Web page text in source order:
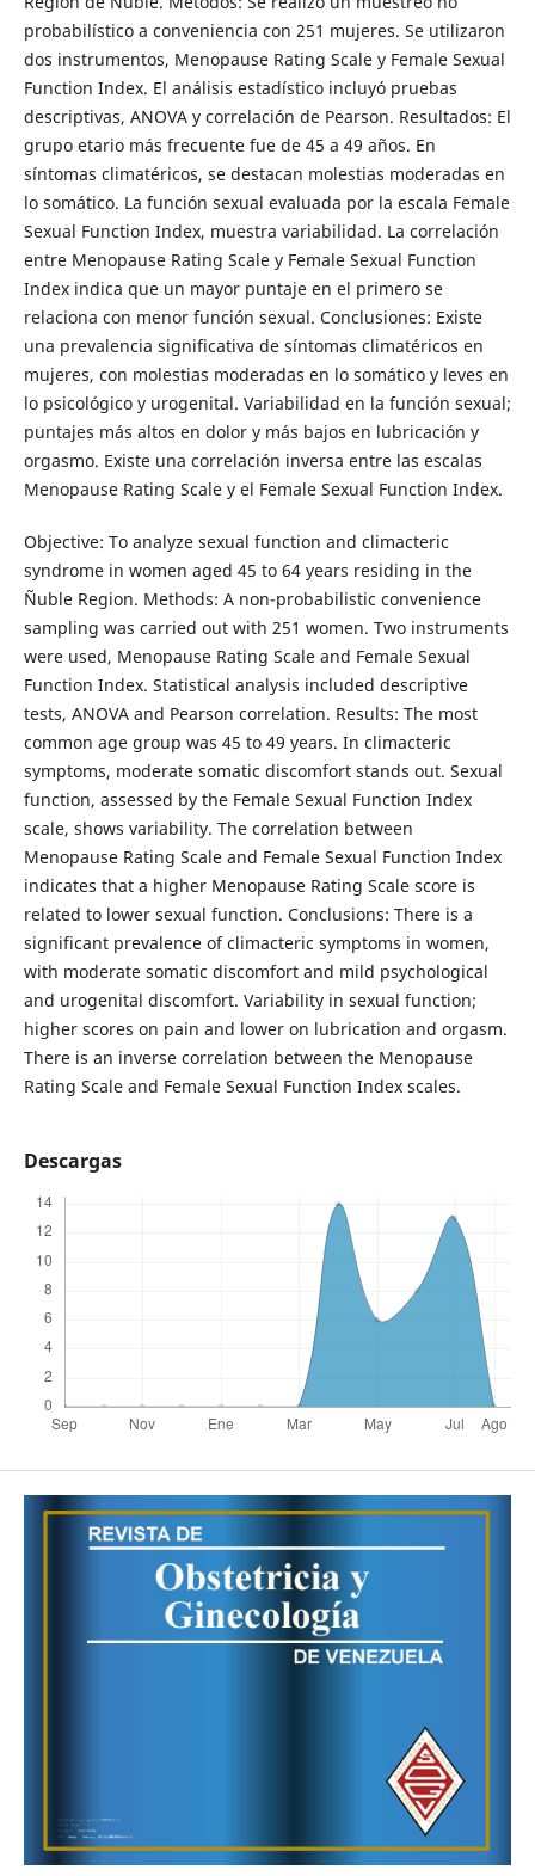
probabilístico a conveniencia con 251 mujeres. Se utilizaron
dos instrumentos, Menopause Rating Scale y Female Sexual
Function Index. El análisis estadístico incluyó pruebas
descriptivas, ANOVA y correlación de Pearson. Resultados: El
grupo etario más frecuente fue de 45 a 49 años. En
síntomas climatéricos, se destacan molestias moderadas en
lo somático. La función sexual evaluada por la escala Female
Sexual Function Index, muestra variabilidad. La correlación
entre Menopause Rating Scale y Female Sexual Function
Index indica que un mayor puntaje en el primero se
relaciona con menor función sexual. Conclusiones: Existe
una prevalencia significativa de síntomas climatéricos en
mujeres, con molestias moderadas en lo somático y leves en
lo psicológico y urogenital. Variabilidad en la función sexual;
puntajes más altos en dolor y más bajos en lubricación y
orgasmo. Existe una correlación inversa entre las escalas
Menopause Rating Scale y el Female Sexual Function Index.
Objective: To analyze sexual function and climacteric
syndrome in women aged 45 to 64 years residing in the
Ñuble Region. Methods: A non-probabilistic convenience
sampling was carried out with 251 women. Two instruments
were used, Menopause Rating Scale and Female Sexual
Function Index. Statistical analysis included descriptive
tests, ANOVA and Pearson correlation. Results: The most
common age group was 45 to 49 years. In climacteric
symptoms, moderate somatic discomfort stands out. Sexual
function, assessed by the Female Sexual Function Index
scale, shows variability. The correlation between
Menopause Rating Scale and Female Sexual Function Index
indicates that a higher Menopause Rating Scale score is
related to lower sexual function. Conclusions: There is a
significant prevalence of climacteric symptoms in women,
with moderate somatic discomfort and mild psychological
and urogenital discomfort. Variability in sexual function;
higher scores on pain and lower on lubrication and orgasm.
There is an inverse correlation between the Menopause
Rating Scale and Female Sexual Function Index scales.
Descargas